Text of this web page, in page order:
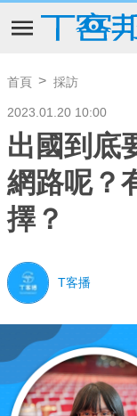
首頁 採訪
2023.01.20 10:00
出國到底
網路呢？
擇？
T客播